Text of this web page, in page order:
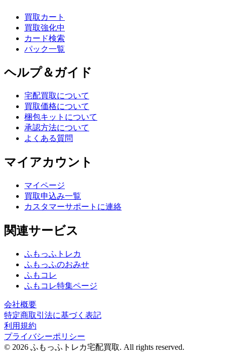
買取カート
買取強化中
カード検索
パック一覧
ヘルプ＆ガイド
宅配買取について
買取価格について
梱包キットについて
承認方法について
よくある質問
マイアカウント
マイページ
買取申込み一覧
カスタマーサポートに連絡
関連サービス
ふもっふトレカ
ふもっふのおみせ
ふもコレ
ふもコレ特集ページ
会社概要
特定商取引法に基づく表記
利用規約
プライバシーポリシー
© 2026 ふもっふトレカ宅配買取. All rights reserved.